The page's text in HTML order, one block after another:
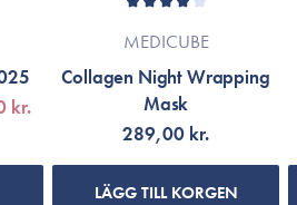
kr.
MEDICUBE
Collagen Night Wrapping
Mask
289,00 kr.
LÄGG TILL KORGEN